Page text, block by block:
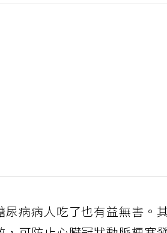
尿病病人吃了也有益無害。